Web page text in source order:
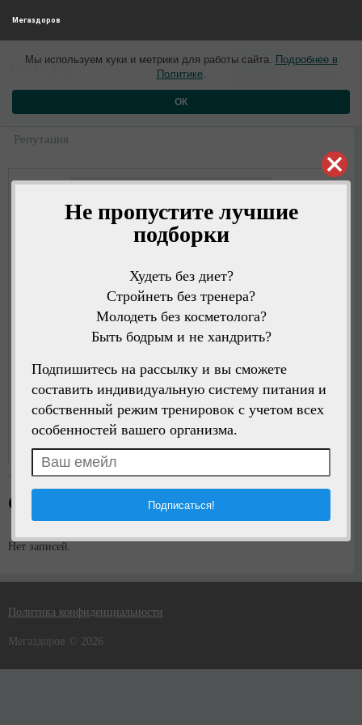
Не пропустите лучшие
подборки
Худеть без диет?
Стройнеть без тренера?
Молодеть без косметолога?
Быть бодрым и не хандрить?
Подпишитесь на рассылку и вы сможете
составить индивидуальную систему питания и
собственный режим тренировок с учетом всех
особенностей вашего организма.
Мегаздоров
Мы используем куки и метрики для работы сайта. Подробнее в
Политике.
ОК
wasya9 лет назад 0
0
Профиль
Репутация
Написать сообщение
Стена пользователя
Нет записей.
Политика конфиденциальности
Мегаздоров © 2026